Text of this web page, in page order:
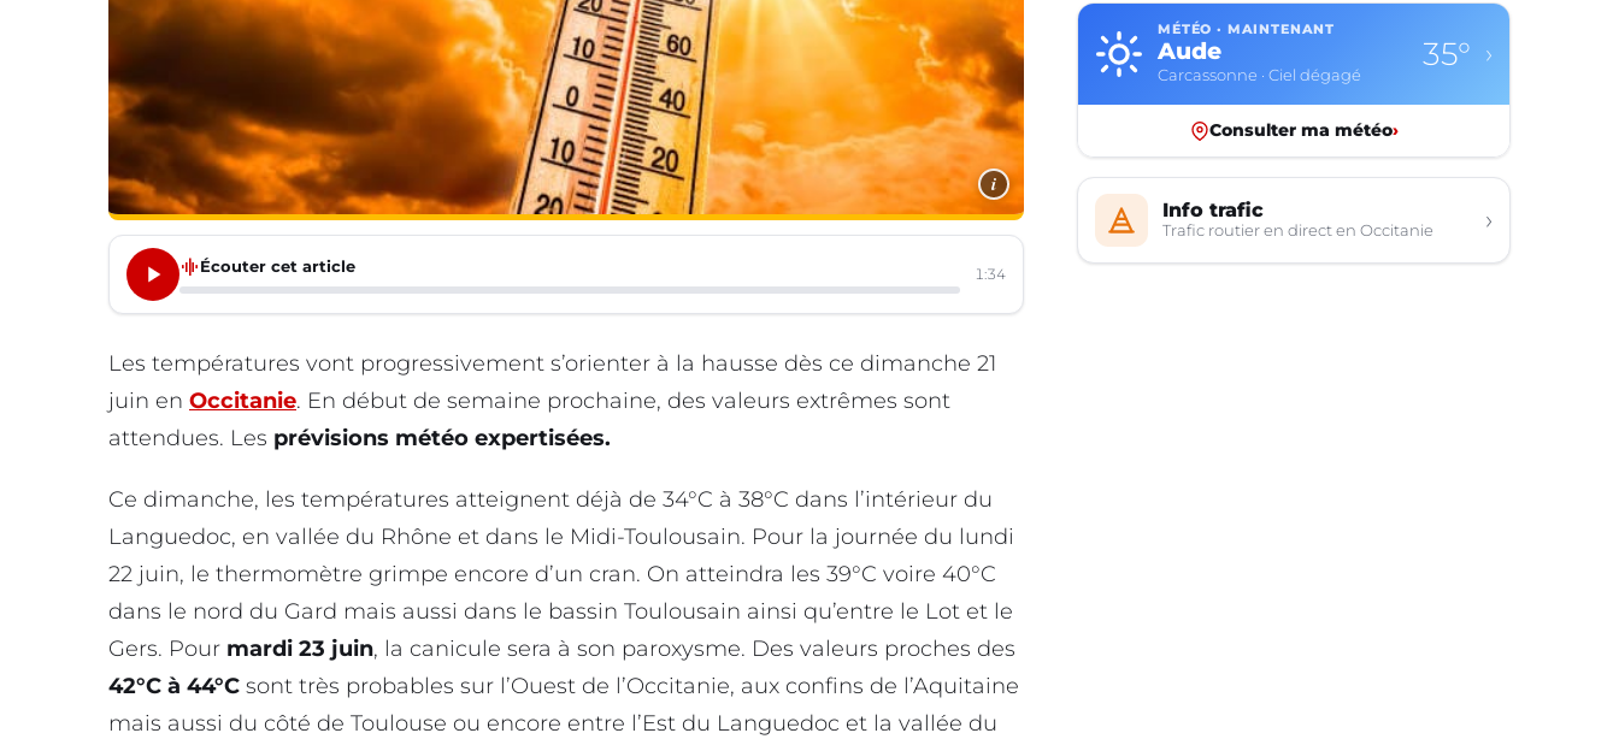
i
graphic_eqÉcouter cet article 1:34
Les températures vont progressivement s’orienter à la hausse dès ce dimanche 21
juin en Occitanie. En début de semaine prochaine, des valeurs extrêmes sont
attendues. Les prévisions météo expertisées.
Ce dimanche, les températures atteignent déjà de 34°C à 38°C dans l’intérieur du
Languedoc, en vallée du Rhône et dans le Midi-Toulousain. Pour la journée du lundi
22 juin, le thermomètre grimpe encore d’un cran. On atteindra les 39°C voire 40°C
dans le nord du Gard mais aussi dans le bassin Toulousain ainsi qu’entre le Lot et le
Gers. Pour mardi 23 juin, la canicule sera à son paroxysme. Des valeurs proches des
42°C à 44°C sont très probables sur l’Ouest de l’Occitanie, aux confins de l’Aquitaine
mais aussi du côté de Toulouse ou encore entre l’Est du Languedoc et la vallée du
MÉTÉO · MAINTENANT
Aude
Carcassonne · Ciel dégagé
35° ›
Consulter ma météo›
Info trafic
Trafic routier en direct en Occitanie ›